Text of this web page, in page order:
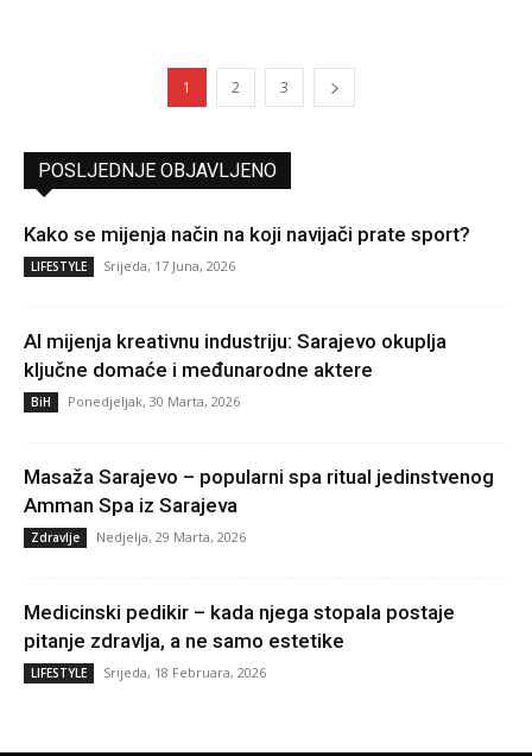
1 2 3
POSLJEDNJE OBJAVLJENO
Kako se mijenja način na koji navijači prate sport?
LIFESTYLE Srijeda, 17 Juna, 2026
AI mijenja kreativnu industriju: Sarajevo okuplja
ključne domaće i međunarodne aktere
BiH Ponedjeljak, 30 Marta, 2026
Masaža Sarajevo – popularni spa ritual jedinstvenog
Amman Spa iz Sarajeva
Zdravlje Nedjelja, 29 Marta, 2026
Medicinski pedikir – kada njega stopala postaje
pitanje zdravlja, a ne samo estetike
LIFESTYLE Srijeda, 18 Februara, 2026